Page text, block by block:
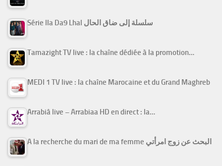
Série Ila Da9 Lhal سلسلة إلى ضاق الحال
Tamazight TV live : la chaîne dédiée à la promotion…
MEDI 1 TV live : la chaîne Marocaine et du Grand Maghreb
Arrabiâ live – Arrabiaa HD en direct : la…
A la recherche du mari de ma femme البحث عن زوج امرأتي